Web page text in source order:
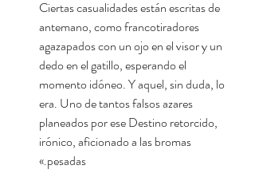
Ciertas casualidades están escritas de
antemano, como francotiradores
agazapados con un ojo en el visor y un
dedo en el gatillo, esperando el
momento idóneo. Y aquel, sin duda, lo
era. Uno de tantos falsos azares
planeados por ese Destino retorcido,
irónico, aficionado a las bromas
pesadas.»